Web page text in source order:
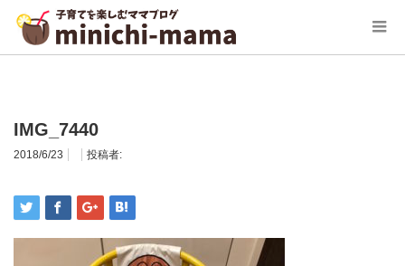
ホーム IMG_7440
IMG_7440
2018/6/23 投稿者: